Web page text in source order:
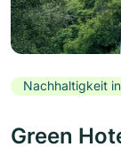
Nachhaltigkeit
Green